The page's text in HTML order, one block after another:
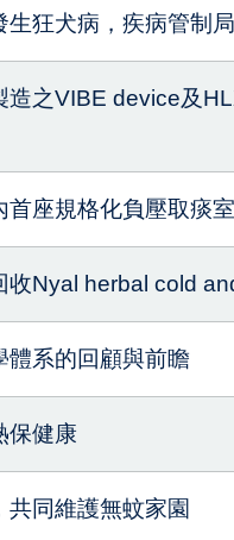
生狂犬病，疾病管制
造之VIBE device及
座規格化負壓取痰
收Nyal herbal cold
體系的回顧與前瞻
保健康
同維護無蚊家園